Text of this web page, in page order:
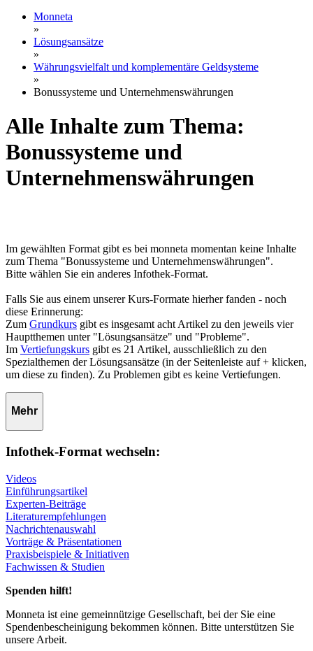
Monneta
»
Lösungsansätze
»
Währungsvielfalt und komplementäre Geldsysteme
»
Bonussysteme und Unternehmenswährungen
Alle Inhalte zum Thema:
Bonussysteme und
Unternehmenswährungen
Im gewählten Format gibt es bei monneta momentan keine Inhalte
zum Thema "Bonussysteme und Unternehmenswährungen".
Bitte wählen Sie ein anderes Infothek-Format.
Falls Sie aus einem unserer Kurs-Formate hierher fanden - noch
diese Erinnerung:
Zum Grundkurs gibt es insgesamt acht Artikel zu den jeweils vier
Hauptthemen unter "Lösungsansätze" und "Probleme".
Im Vertiefungskurs gibt es 21 Artikel, ausschließlich zu den
Spezialthemen der Lösungsansätze (in der Seitenleiste auf + klicken,
um diese zu finden). Zu Problemen gibt es keine Vertiefungen.
Mehr
Infothek-Format wechseln:
Videos
Einführungsartikel
Experten-Beiträge
Literaturempfehlungen
Nachrichtenauswahl
Vorträge & Präsentationen
Praxisbeispiele & Initiativen
Fachwissen & Studien
Spenden hilft!
Monneta ist eine gemeinnützige Gesellschaft, bei der Sie eine
Spendenbescheinigung bekommen können. Bitte unterstützen Sie
unsere Arbeit.